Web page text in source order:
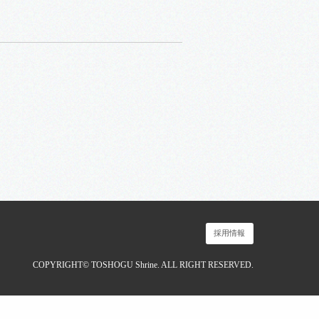
採用情報
COPYRIGHT© TOSHOGU Shrine. ALL RIGHT RESERVED.